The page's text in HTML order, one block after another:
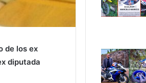
de los ex
diputada